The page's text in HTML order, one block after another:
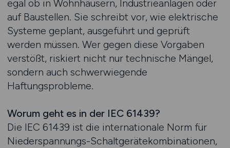
egal ob in Wohnhäusern, Industrieanlagen oder
auf Baustellen. Sie schreibt vor, wie elektrische
Systeme geplant, ausgeführt und geprüft
werden müssen. Wer gegen diese Vorgaben
verstößt, riskiert nicht nur technische Mängel,
sondern auch schwerwiegende
Haftungsprobleme.
Worum geht es in der IEC 61439?
Die IEC 61439 ist die internationale Norm für
Niederspannungs-Schaltgerätekombinationen,